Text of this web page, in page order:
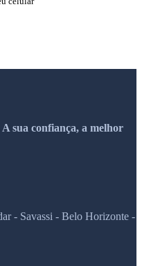
sua confiança, a melhor
- Savassi - Belo Horizonte -